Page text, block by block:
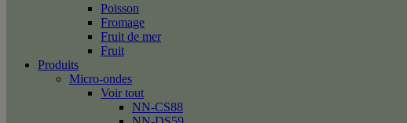
Poisson
Fromage
Fruit de mer
Fruit
Produits
Micro-ondes
Voir tout
NN-CS88